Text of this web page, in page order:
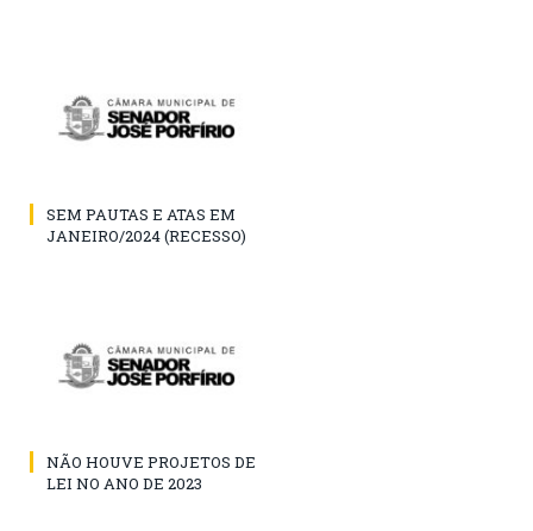
SEM PAUTAS E ATAS EM
JANEIRO/2024 (RECESSO)
NÃO HOUVE PROJETOS DE
LEI NO ANO DE 2023